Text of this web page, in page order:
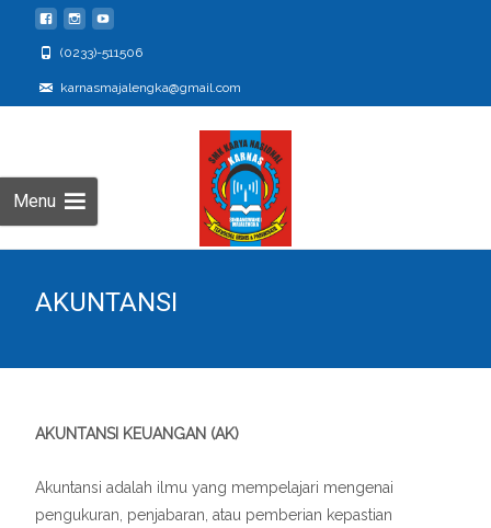
(0233)-511506
karnasmajalengka@gmail.com
Menu
AKUNTANSI
AKUNTANSI KEUANGAN (AK)
Akuntansi adalah ilmu yang mempelajari mengenai
pengukuran, penjabaran, atau pemberian kepastian